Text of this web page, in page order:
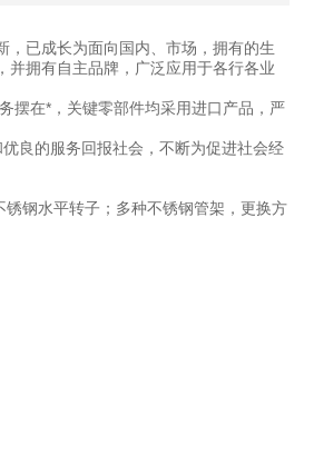
，已成长为面向国内、市场，拥有的生
并拥有自主品牌，广泛应用于各行各业
摆在*，关键零部件均采用进口产品，严
良的服务回报社会，不断为促进社会经
钢水平转子；多种不锈钢管架，更换方